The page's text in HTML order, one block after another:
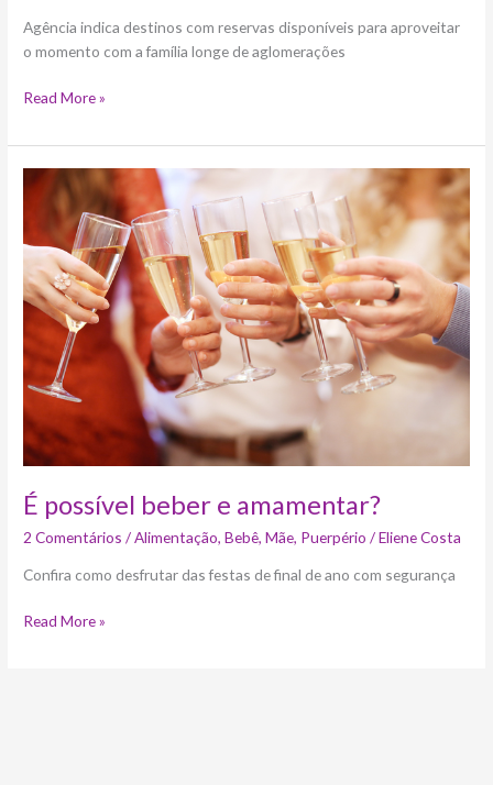
Agência indica destinos com reservas disponíveis para aproveitar
o momento com a família longe de aglomerações
Read More »
É possível beber e amamentar?
2 Comentários /Alimentação,Bebê,Mãe, Puerpério /Eliene Costa
Confira como desfrutar das festas de final de ano com segurança
beber
e
amamentar?
Read More »